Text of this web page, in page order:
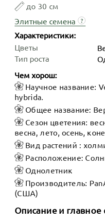
до 30 см
Элитные семена
?
Характеристики:
Цветы
Тип роста
Чем хорош:
Научное название:
hybrida.
Общее название:
Сезон цветения:
весна, лето, осень,
Вид растений :
Расположение:
Однолетник
Производитель:
(США)
Описание и главное